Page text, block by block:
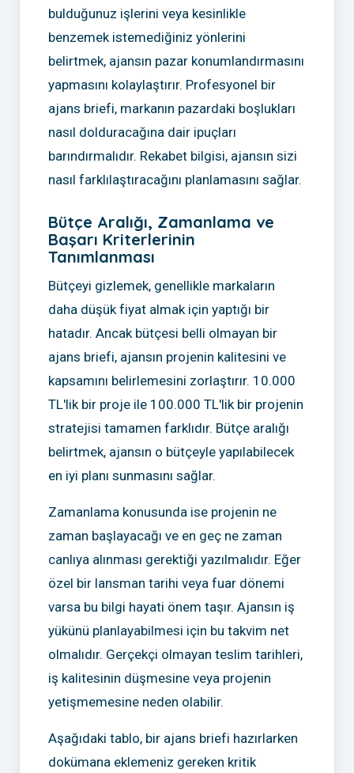
bulduğunuz işlerini veya kesinlikle
benzemek istemediğiniz yönlerini
belirtmek, ajansın pazar konumlandırmasını
yapmasını kolaylaştırır. Profesyonel bir
ajans briefi, markanın pazardaki boşlukları
nasıl dolduracağına dair ipuçları
barındırmalıdır. Rekabet bilgisi, ajansın sizi
nasıl farklılaştıracağını planlamasını sağlar.
Bütçe Aralığı, Zamanlama ve
Başarı Kriterlerinin
Tanımlanması
Bütçeyi gizlemek, genellikle markaların
daha düşük fiyat almak için yaptığı bir
hatadır. Ancak bütçesi belli olmayan bir
ajans briefi, ajansın projenin kalitesini ve
kapsamını belirlemesini zorlaştırır. 10.000
TL'lik bir proje ile 100.000 TL'lik bir projenin
stratejisi tamamen farklıdır. Bütçe aralığı
belirtmek, ajansın o bütçeyle yapılabilecek
en iyi planı sunmasını sağlar.
Zamanlama konusunda ise projenin ne
zaman başlayacağı ve en geç ne zaman
canlıya alınması gerektiği yazılmalıdır. Eğer
özel bir lansman tarihi veya fuar dönemi
varsa bu bilgi hayati önem taşır. Ajansın iş
yükünü planlayabilmesi için bu takvim net
olmalıdır. Gerçekçi olmayan teslim tarihleri,
iş kalitesinin düşmesine veya projenin
yetişmemesine neden olabilir.
Aşağıdaki tablo, bir ajans briefi hazırlarken
dokümana eklemeniz gereken kritik